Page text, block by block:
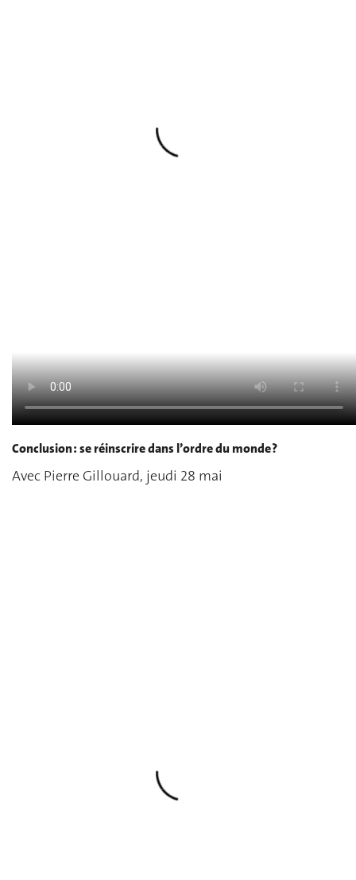
Conclusion : se réinscrire dans l’ordre du monde ?
Avec Pierre Gillouard, jeudi 28 mai